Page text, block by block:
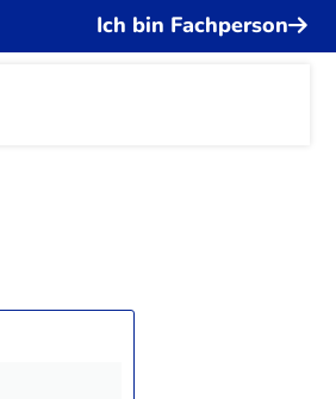
Ich bin Fachperson